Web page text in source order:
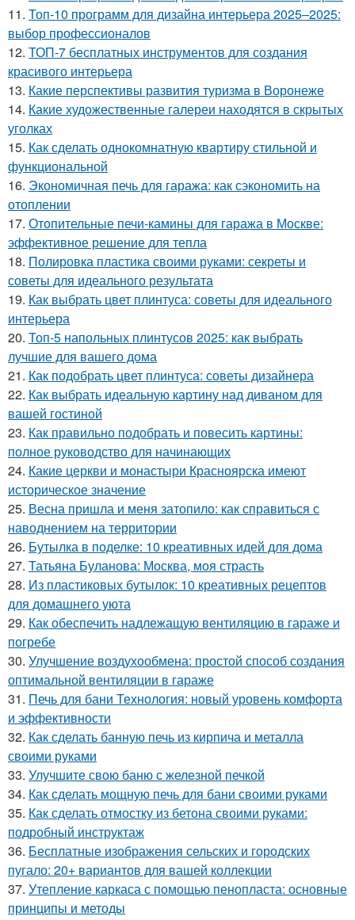
11. Топ-10 программ для дизайна интерьера 2025–2025:
выбор профессионалов
12. ТОП-7 бесплатных инструментов для создания
красивого интерьера
13. Какие перспективы развития туризма в Воронеже
14. Какие художественные галереи находятся в скрытых
уголках
15. Как сделать однокомнатную квартиру стильной и
функциональной
16. Экономичная печь для гаража: как сэкономить на
отоплении
17. Отопительные печи-камины для гаража в Москве:
эффективное решение для тепла
18. Полировка пластика своими руками: секреты и
советы для идеального результата
19. Как выбрать цвет плинтуса: советы для идеального
интерьера
20. Топ-5 напольных плинтусов 2025: как выбрать
лучшие для вашего дома
21. Как подобрать цвет плинтуса: советы дизайнера
22. Как выбрать идеальную картину над диваном для
вашей гостиной
23. Как правильно подобрать и повесить картины:
полное руководство для начинающих
24. Какие церкви и монастыри Красноярска имеют
историческое значение
25. Весна пришла и меня затопило: как справиться с
наводнением на территории
26. Бутылка в поделке: 10 креативных идей для дома
27. Татьяна Буланова: Москва, моя страсть
28. Из пластиковых бутылок: 10 креативных рецептов
для домашнего уюта
29. Как обеспечить надлежащую вентиляцию в гараже и
погребе
30. Улучшение воздухообмена: простой способ создания
оптимальной вентиляции в гараже
31. Печь для бани Технология: новый уровень комфорта
и эффективности
32. Как сделать банную печь из кирпича и металла
своими руками
33. Улучшите свою баню с железной печкой
34. Как сделать мощную печь для бани своими руками
35. Как сделать отмостку из бетона своими руками:
подробный инструктаж
36. Бесплатные изображения сельских и городских
пугало: 20+ вариантов для вашей коллекции
37. Утепление каркаса с помощью пенопласта: основные
принципы и методы